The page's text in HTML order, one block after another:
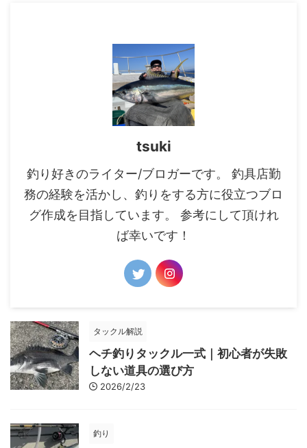
そのものが噛み合わず、難しく感
ハギ釣りの竿は「専用」が前提 ...
tsuki
釣り好きのライター/ブロガーです。 釣具店勤
務の経験を活かし、釣りをする方に役立つブロ
グ作成を目指しています。 参考にして頂けれ
ば幸いです！
タックル解説
ヘチ釣りタックル一式｜初心者が失敗
しない道具の選び方
2026/2/23
釣り